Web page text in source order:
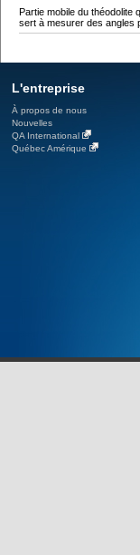
Partie mobile du théodolite
sert à mesurer des angles
L'entreprise
À propos de nous
Nouvelles
QA International
Québec Amérique